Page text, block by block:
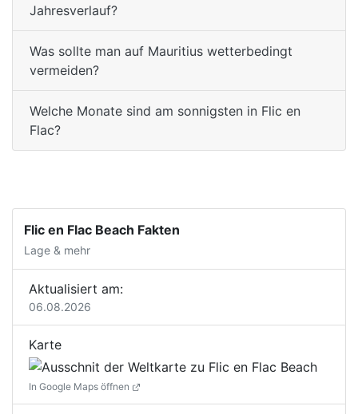
Jahresverlauf?
Was sollte man auf Mauritius wetterbedingt
vermeiden?
Welche Monate sind am sonnigsten in Flic en
Flac?
Flic en Flac Beach Fakten
Lage & mehr
Aktualisiert am:
06.08.2026
Karte
In Google Maps öffnen